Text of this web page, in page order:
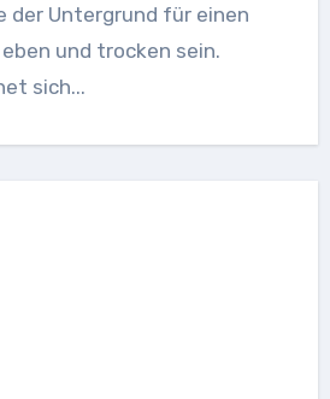
und trocken sein.
sich...